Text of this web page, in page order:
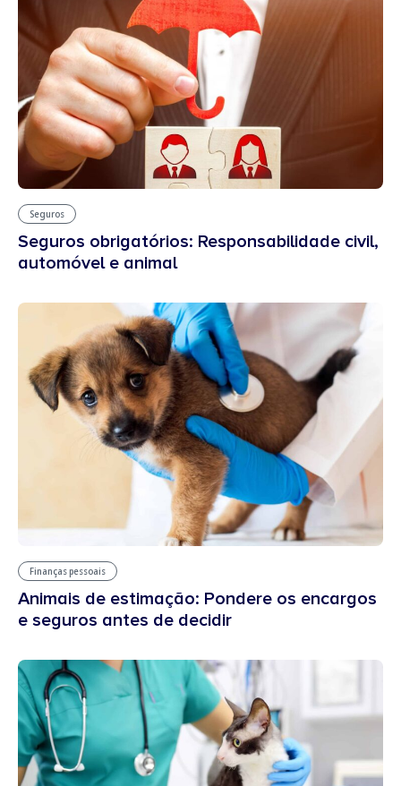
Seguros
Seguros obrigatórios: Responsabilidade civil,
automóvel e animal
Finanças pessoais
Animais de estimação: Pondere os encargos
e seguros antes de decidir